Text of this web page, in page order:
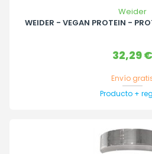
Weider
WEIDER - VEGAN PROTEIN -
32,29 €
Envío
Producto +